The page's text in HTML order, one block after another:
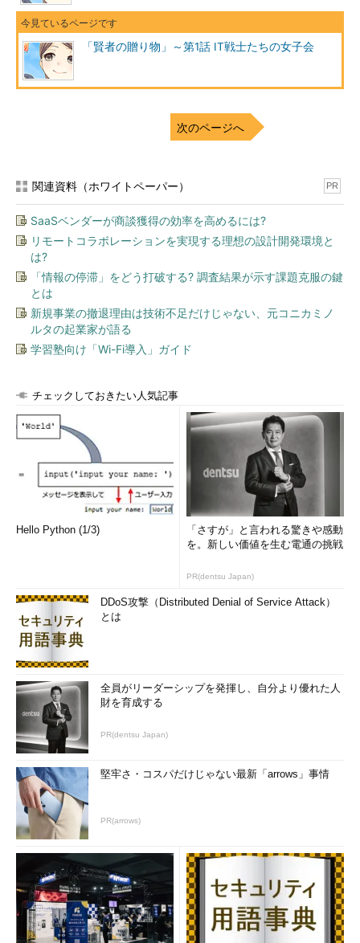
「賢者の贈り物」～第1話 IT戦士たちの女子会
次のページへ
関連資料（ホワイトペーパー） PR
SaaSベンダーが商談獲得の効率を高めるには?
リモートコラボレーションを実現する理想の設計開発環境と
は?
「情報の停滞」をどう打破する? 調査結果が示す課題克服の鍵
とは
新規事業の撤退理由は技術不足だけじゃない、元コニカミノ
ルタの起業家が語る
学習塾向け「Wi-Fi導入」ガイド
チェックしておきたい人気記事
Hello Python (1/3)
「さすが」と言われる驚きや感動
を。新しい価値を生む電通の挑戦
PR(dentsu Japan)
DDoS攻撃（Distributed Denial of Service Attack）
とは
全員がリーダーシップを発揮し、自分より優れた人
財を育成する
PR(dentsu Japan)
堅牢さ・コスパだけじゃない最新「arrows」事情
PR(arrows)